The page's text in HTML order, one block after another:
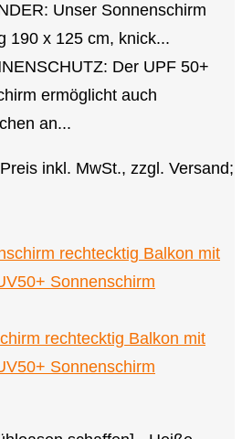
Unser Sonnenschirm
190 x 125 cm, knick...
Der UPF 50+
ermöglicht auch
an...
Preis inkl. MwSt., zzgl. Versand;
rechtecktig Balkon mit
Sonnenschirm